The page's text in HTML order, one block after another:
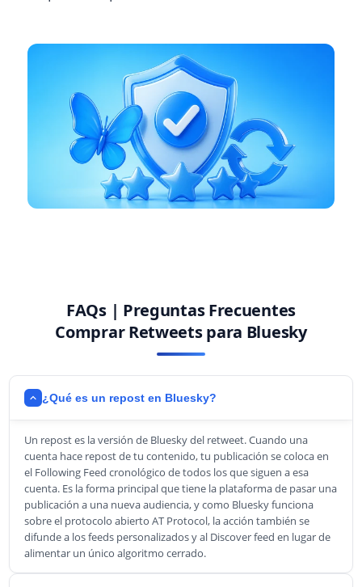
FAQs | Preguntas Frecuentes
Comprar Retweets para Bluesky
¿Qué es un repost en Bluesky?
Un repost es la versión de Bluesky del retweet. Cuando una
cuenta hace repost de tu contenido, tu publicación se coloca en
el Following Feed cronológico de todos los que siguen a esa
cuenta. Es la forma principal que tiene la plataforma de pasar una
publicación a una nueva audiencia, y como Bluesky funciona
sobre el protocolo abierto AT Protocol, la acción también se
difunde a los feeds personalizados y al Discover feed en lugar de
alimentar un único algoritmo cerrado.